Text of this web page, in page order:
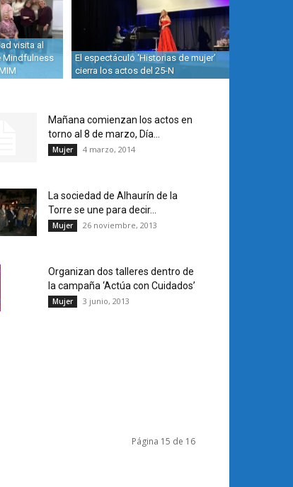
visita al
Mindfulness
El espectáculo ‘Historias de mujer’
cierra los actos del 25-N
Mañana comienzan los actos en
torno al 8 de marzo, Día...
Mujer 4 marzo, 2014
La sociedad de Alhaurín de la
Torre se une para decir...
Mujer 26 noviembre, 2013
Organizan dos talleres dentro de
la campaña ‘Actúa con Cuidados’
Mujer 3 junio, 2013
Página 15 de 16